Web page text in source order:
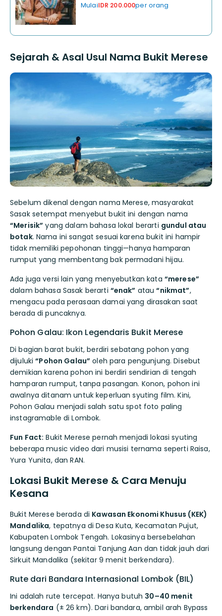
MulaiIDR 200.000per orang
Sejarah & Asal Usul Nama Bukit Merese
Sebelum dikenal dengan nama Merese, masyarakat
Sasak setempat menyebut bukit ini dengan nama
“Merisik” yang dalam bahasa lokal berarti gundul atau
botak. Nama ini sangat sesuai karena bukit ini hampir
tidak memiliki pepohonan tinggi—hanya hamparan
rumput yang membentang bak permadani hijau.
Ada juga versi lain yang menyebutkan kata “merese”
dalam bahasa Sasak berarti “enak” atau“nikmat”,
mengacu pada perasaan damai yang dirasakan saat
berada di puncaknya.
Pohon Galau: Ikon Legendaris Bukit Merese
Di bagian barat bukit, berdiri sebatang pohon yang
dijuluki“Pohon Galau” oleh para pengunjung. Disebut
demikian karena pohon ini berdiri sendirian di tengah
hamparan rumput, tanpa pasangan. Konon, pohon ini
awalnya ditanam untuk keperluan syuting film. Kini,
Pohon Galau menjadi salah satu spot foto paling
instagramable di Lombok.
Fun Fact: Bukit Merese pernah menjadi lokasi syuting
beberapa music video dari musisi ternama seperti Raisa,
Yura Yunita, dan RAN.
Lokasi Bukit Merese & Cara Menuju
Kesana
Bukit Merese berada di Kawasan Ekonomi Khusus (KEK)
Mandalika, tepatnya di Desa Kuta, Kecamatan Pujut,
Kabupaten Lombok Tengah. Lokasinya bersebelahan
langsung dengan Pantai Tanjung Aan dan tidak jauh dari
Sirkuit Mandalika (sekitar 9 menit berkendara).
Rute dari Bandara Internasional Lombok (BIL)
Ini adalah rute tercepat. Hanya butuh 30–40 menit
berkendara (± 26 km). Dari bandara, ambil arah Bypass